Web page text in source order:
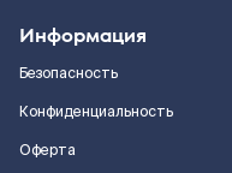
Информация
Безопасность
Конфиденциальность
Оферта